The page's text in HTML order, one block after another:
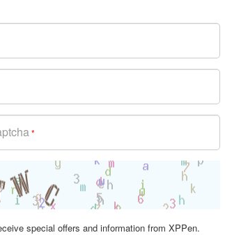
*
special offers and information from XPPen.